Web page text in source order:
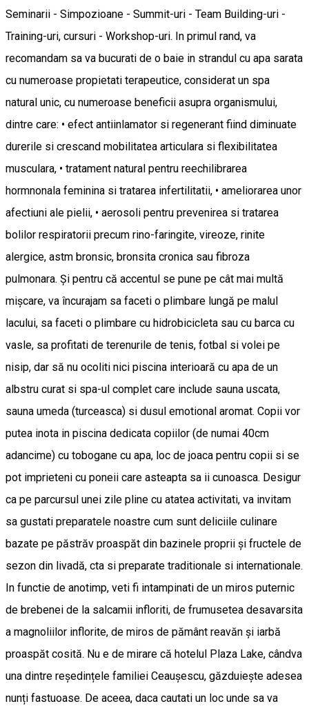
Seminarii - Simpozioane - Summit-uri - Team Building-uri -
Training-uri, cursuri - Workshop-uri. In primul rand, va
recomandam sa va bucurati de o baie in strandul cu apa sarata
cu numeroase propietati terapeutice, considerat un spa
natural unic, cu numeroase beneficii asupra organismului,
dintre care: • efect antiinlamator si regenerant fiind diminuate
durerile si crescand mobilitatea articulara si flexibilitatea
musculara, • tratament natural pentru reechilibrarea
hormnonala feminina si tratarea infertilitatii, • ameliorarea unor
afectiuni ale pielii, • aerosoli pentru prevenirea si tratarea
bolilor respiratorii precum rino-faringite, vireoze, rinite
alergice, astm bronsic, bronsita cronica sau fibroza
pulmonara. Și pentru că accentul se pune pe cât mai multă
mișcare, va încurajam sa faceti o plimbare lungă pe malul
lacului, sa faceti o plimbare cu hidrobicicleta sau cu barca cu
vasle, sa profitati de terenurile de tenis, fotbal si volei pe
nisip, dar să nu ocoliti nici piscina interioară cu apa de un
albstru curat si spa-ul complet care include sauna uscata,
sauna umeda (turceasca) si dusul emotional aromat. Copii vor
putea inota in piscina dedicata copiilor (de numai 40cm
adancime) cu tobogane cu apa, loc de joaca pentru copii si se
pot imprieteni cu poneii care asteapta sa ii cunoasca. Desigur
ca pe parcursul unei zile pline cu atatea activitati, va invitam
sa gustati preparatele noastre cum sunt deliciile culinare
bazate pe păstrăv proaspăt din bazinele proprii și fructele de
sezon din livadă, cta si preparate traditionale si internationale.
In functie de anotimp, veti fi intampinati de un miros puternic
de brebenei de la salcamii infloriti, de frumusetea desavarsita
a magnoliilor inflorite, de miros de pământ reavăn și iarbă
proaspăt cosită. Nu e de mirare că hotelul Plaza Lake, cândva
una dintre reședințele familiei Ceaușescu, găzduiește adesea
nunți fastuoase. De aceea, daca cautati un loc unde sa va